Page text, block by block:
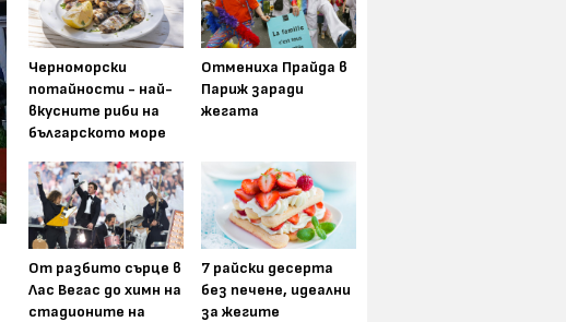
Черноморски
потайности - най-
вкусните риби на
българското море
Отмениха Прайда в
Париж заради
жегата
От разбито сърце в
Лас Вегас до химн на
стадионите на
7 райски десерта
без печене, идеални
за жегите